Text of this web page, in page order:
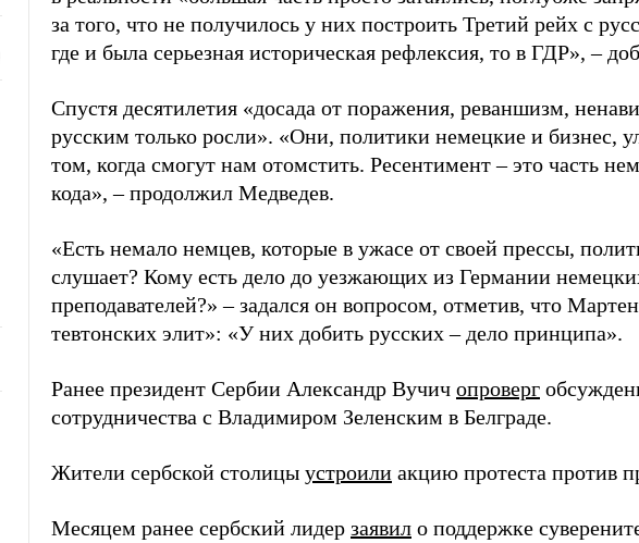
за того, что не получилось у них построить Третий рейх с
где и была серьезная историческая рефлексия, то в ГДР», –
Спустя десятилетия «досада от поражения, реваншизм,
русским только росли». «Они, политики немецкие и бизнес,
том, когда смогут нам отомстить. Ресентимент – это часть
кода», – продолжил Медведев.
«Есть немало немцев, которые в ужасе от своей прессы,
слушает? Кому есть дело до уезжающих из Германии
преподавателей?» – задался он вопросом, отметив, что
тевтонских элит»: «У них добить русских – дело принципа».
Ранее президент Сербии Александр Вучич опроверг
сотрудничества с Владимиром Зеленским в Белграде.
Жители сербской столицы устроили акцию протеста против
Месяцем ранее сербский лидер заявил о поддержке